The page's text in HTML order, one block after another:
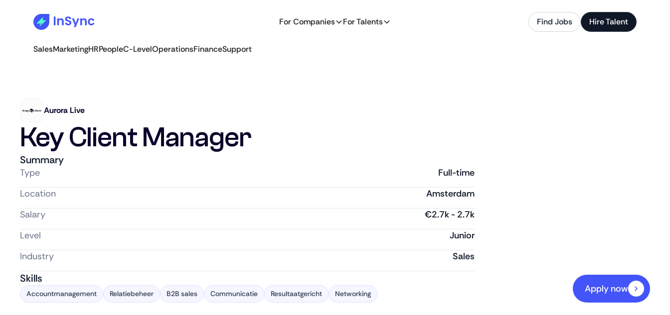
For Companies For Talents Find Jobs Hire Talent
SalesMarketingHRPeopleC-LevelOperationsFinanceSupport
Aurora Live
Key Client Manager
Summary
Type
Full-time
Location
Amsterdam
Salary
€2.7k - 2.7k
Level
Junior
Industry
Sales
Skills
Accountmanagement Relatiebeheer B2B sales Communicatie Resultaatgericht Networking Apply now